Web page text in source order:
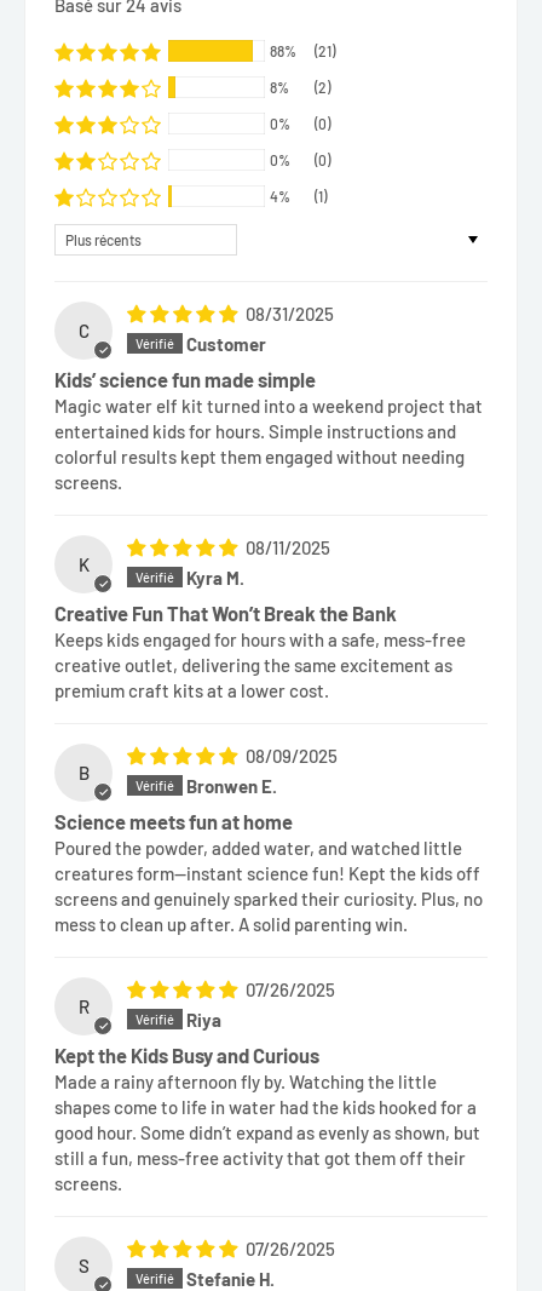
Basé sur 24 avis
88% (21)
8% (2)
0% (0)
0% (0)
4% (1)
Sort by
C
08/31/2025
Customer
Kids’ science fun made simple
Magic water elf kit turned into a weekend project that
entertained kids for hours. Simple instructions and
colorful results kept them engaged without needing
screens.
K
08/11/2025
Kyra M.
Creative Fun That Won’t Break the Bank
Keeps kids engaged for hours with a safe, mess-free
creative outlet, delivering the same excitement as
premium craft kits at a lower cost.
B
08/09/2025
Bronwen E.
Science meets fun at home
Poured the powder, added water, and watched little
creatures form—instant science fun! Kept the kids off
screens and genuinely sparked their curiosity. Plus, no
mess to clean up after. A solid parenting win.
R
07/26/2025
Riya
Kept the Kids Busy and Curious
Made a rainy afternoon fly by. Watching the little
shapes come to life in water had the kids hooked for a
good hour. Some didn’t expand as evenly as shown, but
still a fun, mess-free activity that got them off their
screens.
S
07/26/2025
Stefanie H.